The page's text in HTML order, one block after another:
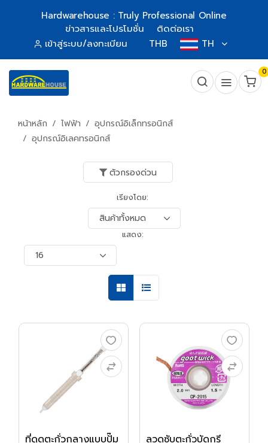
Hardwarehouse : Truly Professional Online
ข่าวสารและโปรโมชั่น
ติดต่อเรา
เข้าสู่ระบบ/ลงทะเบียน
THB TH
0
หน้าหลัก ไฟฟ้า
อุปกรณ์อิเล็กทรอนิกส์
อุปกรณ์อิเลคทรอนิกส์
ตัวกรองด่วน
เรียงโดย:
แสดง:
ที่ดูดตะกั่วกลางแบบปั๊ม
ลวดซับตะกั่วบัดกรี